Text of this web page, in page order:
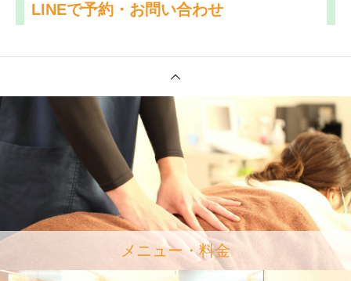
LINEで予約・お問い合わせ
メニュー・料金